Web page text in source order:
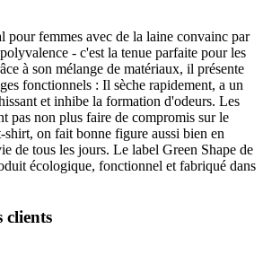
pour femmes avec de la laine convainc par
- c'est la tenue parfaite pour les
à son mélange de matériaux, il présente
fonctionnels : Il sèche rapidement, a un
et inhibe la formation d'odeurs. Les
pas non plus faire de compromis sur le
on fait bonne figure aussi bien en
de tous les jours. Le label Green Shape de
écologique, fonctionnel et fabriqué dans
clients